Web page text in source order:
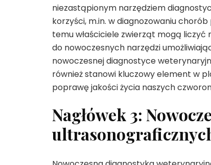
niezastąpionym narzędziem
korzyści, m.in. w diagnozowaniu
temu właściciele zwierząt mogą
do nowoczesnych narzędzi
nowoczesnej diagnostyce
również stanowi kluczowy element w
poprawę jakości życia naszych
Nagłówek 3: